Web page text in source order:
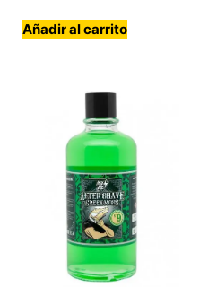
Añadir al carrito